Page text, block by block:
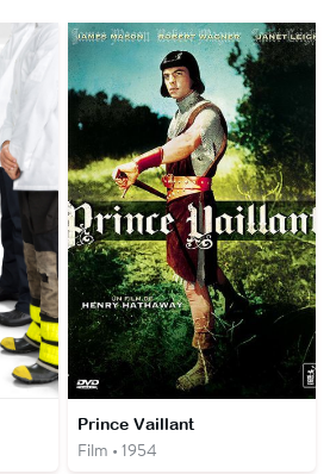
Prince Vaillant
Film • 1954